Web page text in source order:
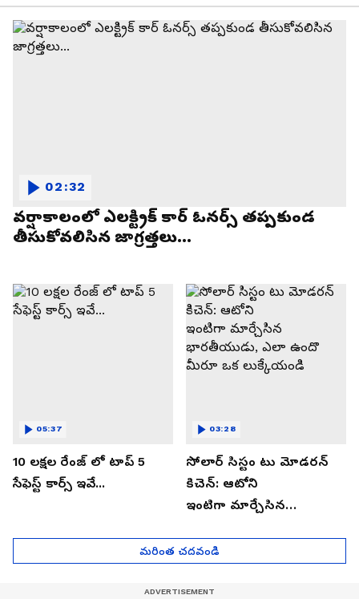
వర్షాకాలంలో ఎలక్ట్రిక్ కార్ ఓనర్స్ తప్పకుండ
తీసుకోవలిసిన జాగ్రత్తలు...
02:32
10 లక్షల రేంజ్ లో టాప్ 5
సేఫెస్ట్ కార్స్ ఇవే...
05:37
సోలార్ సిస్టం టు మోడరన్
కిచెన్: ఆటోని
ఇంటిగా మార్చేసిన
మీరూ ఒక లుక్కేయండి
03:28
మరింత చదవండి